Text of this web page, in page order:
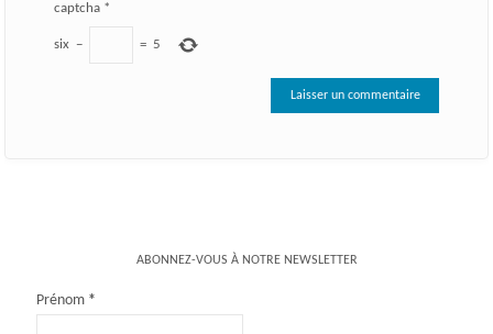
captcha*
six − = 5
ABONNEZ-VOUS À NOTRE NEWSLETTER
Prénom *